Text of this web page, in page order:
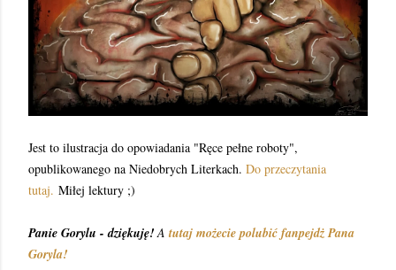
Jest to ilustracja do opowiadania "Ręce pełne roboty",
opublikowanego na Niedobrych Literkach. Do przeczytania
tutaj. Miłej lektury ;)
Panie Gorylu - dziękuję!A tutaj możecie polubić fanpejdż Pana
Goryla!